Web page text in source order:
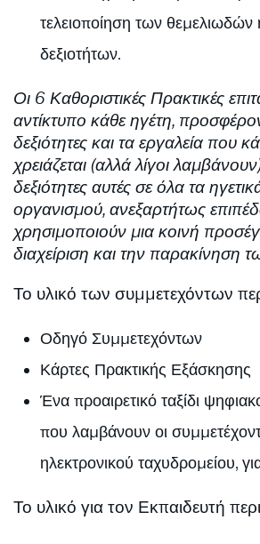
τελειοποίηση των θεμελιωδών
δεξιοτήτων.
Οι 6 Καθοριστικές Πρακτικές
αντίκτυπο κάθε ηγέτη,
δεξιότητες και τα εργαλεία που
χρειάζεται (αλλά λίγοι
δεξιότητες αυτές σε όλα τα
οργανισμού, ανεξαρτήτως
χρησιμοποιούν μια κοινή
διαχείριση και την
Το υλικό των συμμετεχόντων
Οδηγό Συμμετεχόντων
Κάρτες Πρακτικής Εξάσκησης
Ένα προαιρετικό ταξίδι
που λαμβάνουν οι
ηλεκτρονικού ταχυδρομείου,
Το υλικό για τον Εκπαιδευτή